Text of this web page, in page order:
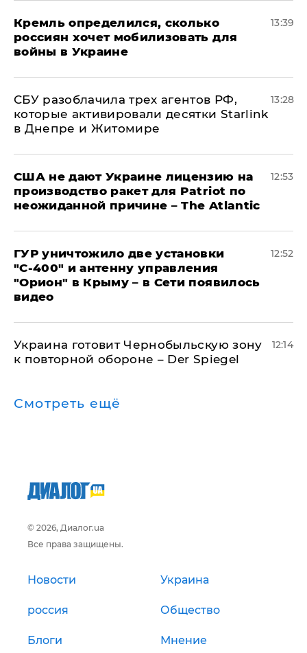
Кремль определился, сколько
россиян хочет мобилизовать для
войны в Украине
13:39
СБУ разоблачила трех агентов РФ,
которые активировали десятки Starlink
в Днепре и Житомире
13:28
США не дают Украине лицензию на
производство ракет для Patriot по
неожиданной причине – The Atlantic
12:53
ГУР уничтожило две установки
"С‑400" и антенну управления
"Орион" в Крыму – в Сети появилось
видео
12:52
Украина готовит Чернобыльскую зону
к повторной обороне – Der Spiegel
12:14
Смотреть ещё
© 2026, Диалог.ua
Все права защищены.
Новости Украина
россия Общество
Блоги Мнение